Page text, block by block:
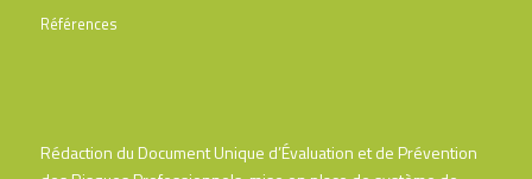
Références
Rédaction du Document Unique d’Évaluation et de Prévention